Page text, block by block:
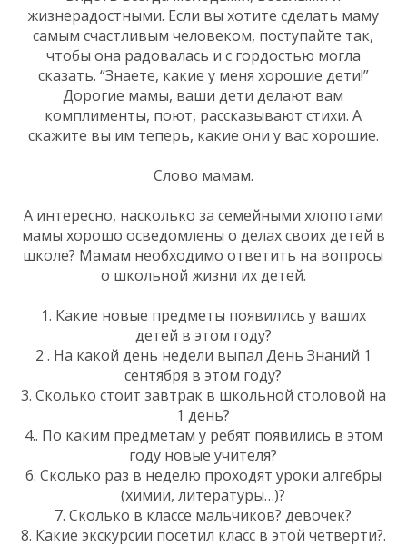
жизнерадостными. Если вы хотите сделать маму
самым счастливым человеком, поступайте так,
чтобы она радовалась и с гордостью могла
сказать. “Знаете, какие у меня хорошие дети!”
Дорогие мамы, ваши дети делают вам
комплименты, поют, рассказывают стихи. А
скажите вы им теперь, какие они у вас хорошие.
Слово мамам.
А интересно, насколько за семейными хлопотами
мамы хорошо осведомлены о делах своих детей в
школе? Мамам необходимо ответить на вопросы
о школьной жизни их детей.
1. Какие новые предметы появились у ваших
детей в этом году?
2 . На какой день недели выпал День Знаний 1
сентября в этом году?
3. Сколько стоит завтрак в школьной столовой на
1 день?
4.. По каким предметам у ребят появились в этом
году новые учителя?
6. Сколько раз в неделю проходят уроки алгебры
(химии, литературы…)?
7. Сколько в классе мальчиков? девочек?
8. Какие экскурсии посетил класс в этой четверти?.